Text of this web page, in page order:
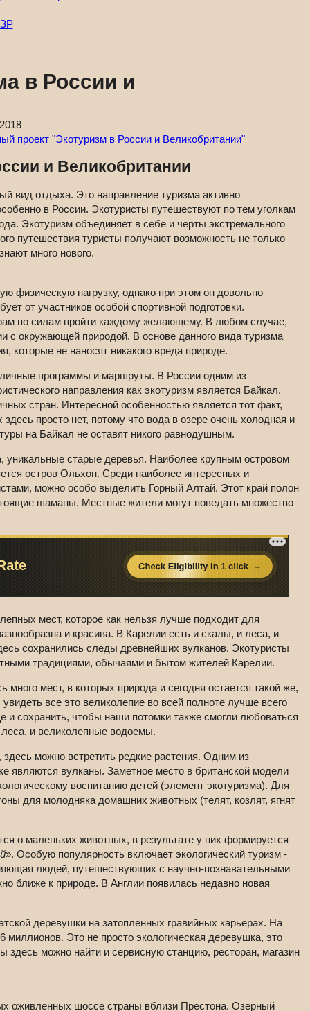
в России и
проект "Экотуризм в России и Великобритании"
и Великобритании
вид отдыха. Это направление туризма активно
в России. Экотуристы путешествуют по тем уголкам
Экотуризм объединяет в себе и черты экстремального
путешествия туристы получают возможность не только
много нового.
физическую нагрузку, однако при этом он довольно
от участников особой спортивной подготовки.
по силам пройти каждому желающему. В любом случае,
с окружающей природой. В основе данного вида туризма
которые не наносят никакого вреда природе.
программы и маршруты. В России одним из
направления как экотуризм является Байкал.
стран. Интересной особенностью является тот факт,
просто нет, потому что вода в озере очень холодная и
на Байкал не оставят никого равнодушным.
уникальные старые деревья. Наиболее крупным островом
остров Ольхон. Среди наиболее интересных и
можно особо выделить Горный Алтай. Этот край полон
шаманы. Местные жители могут поведать множество
мест, которое как нельзя лучше подходит для
и красива. В Карелии есть и скалы, и леса, и
сохранились следы древнейших вулканов. Экотуристы
традициями, обычаями и бытом жителей Карелии.
мест, в которых природа и сегодня остается такой же,
все это великолепие во всей полноте лучше всего
и сохранить, чтобы наши потомки также смогли любоваться
и великолепные водоемы.
можно встретить редкие растения. Одним из
являются вулканы. Заметное место в британской модели
воспитанию детей (элемент экотуризма). Для
для молодняка домашних животных (телят, козлят, ягнят
о маленьких животных, в результате у них формируется
». Особую популярность включает экологический туризм -
людей, путешествующих с научно-познавательными
ближе к природе. В Англии появилась недавно новая
деревушки на затопленных гравийных карьерах. На
миллионов. Это не просто экологическая деревушка, это
здесь можно найти и сервисную станцию, ресторан, магазин
оживленных шоссе страны вблизи Престона. Озерный